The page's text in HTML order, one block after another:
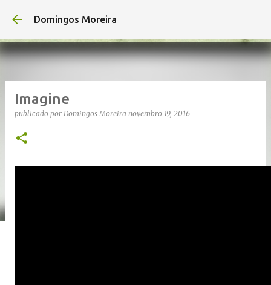
Avançar para o conteúdo principal
Domingos Moreira
Imagine
publicado por Domingos Moreira novembro 19, 2016